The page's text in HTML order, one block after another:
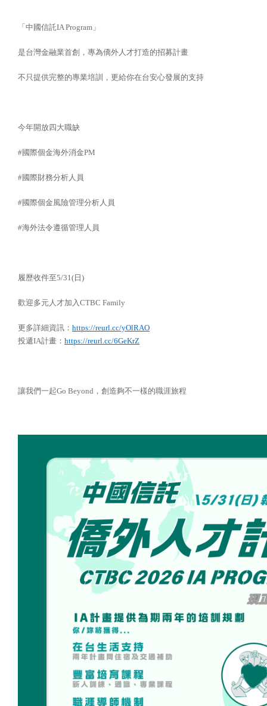
「中國信託IA Program」
是台灣金融業首創，專為僑外人才打造的招募計畫
不只提供完整的專業培訓，更給你在台安心發展的支持
今年開放四大職缺
#國際個金海外消金PM
#國際財務分析人員
#國際個金風險管理分析人員
#海外法令遵循管理人員
履歷收件至5/31(日)
歡迎多元人才加入CTBC Family
更多詳細資訊： https://reurl.cc/yOlRAO
投遞IA計畫： https://reurl.cc/6GeKrZ
讓我們一起Go Beyond，創造夠不一樣的職涯旅程